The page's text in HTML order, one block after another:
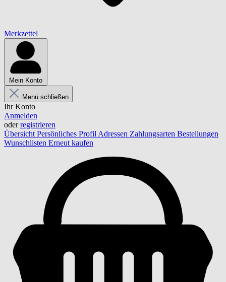
Merkzettel
Mein Konto
Menü schließen
Ihr Konto
Anmelden
oderregistrieren
Übersicht Persönliches Profil Adressen Zahlungsarten Bestellungen
Wunschlisten Erneut kaufen